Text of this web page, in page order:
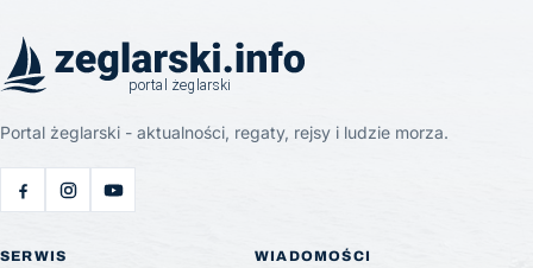
Portal żeglarski - aktualności, regaty, rejsy i ludzie morza.
SERWIS WIADOMOŚCI